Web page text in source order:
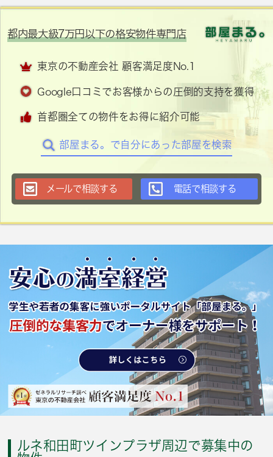
都内最大級7万円以下の格安物件専門店
東京の不動産会社 顧客満足度No.1
Google口コミでお客様からの圧倒的支持を獲得
首都圏全ての物件をお得に紹介可能
部屋まる。で自分にあった部屋を検索
メールで相談する 電話で相談する
ルネ和田町ツインプラザ周辺で募集中の